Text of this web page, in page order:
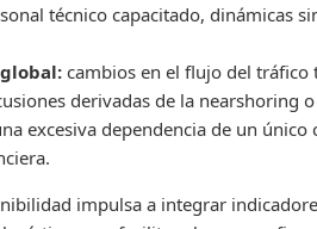
técnico capacitado, dinámicas
cambios en el flujo del tráfico
derivadas de la nearshoring
excesiva dependencia de un
impulsa a integrar